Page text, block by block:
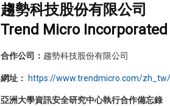
趨勢科技股份有限公司
Trend Micro Incorporated
合作公司： 趨勢科技股份有限公司
網址： https://www.trendmicro.com/
亞洲大學資訊安全研究中心執行合作備忘錄